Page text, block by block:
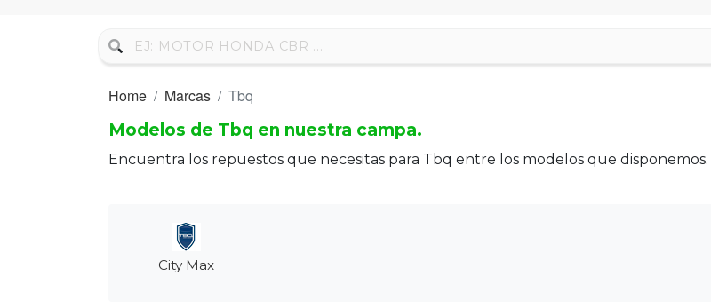
Neumáticos
Motores
Home Marcas
Tbq
Modelos de Tbq en nuestra campa.
Encuentra los repuestos que necesitas para Tbq entre los modelos que disponemos.
City Max